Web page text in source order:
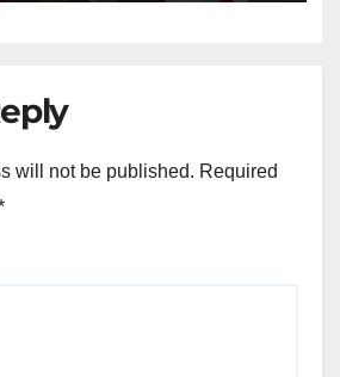
will not be published. Required